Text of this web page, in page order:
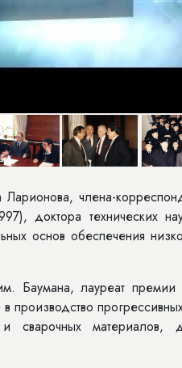
члена-
доктора технических
основ обеспечения
Баумана, лауреат
производство
и сварочных